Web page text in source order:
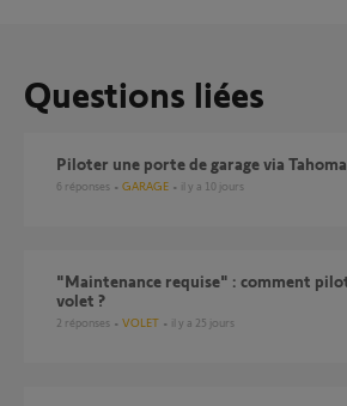
Questions liées
Piloter une porte de garage via Tahoma
6 réponses GARAGE il y a 10 jours
"Maintenance requise" : comment piloter à nouveau mon
volet ?
2 réponses VOLET il y a 25 jours